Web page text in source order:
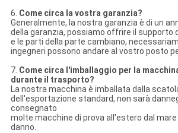
6. Come circa la vostra garanzia?
Generalmente, la nostra garanzia è di un
della garanzia, possiamo offrire il supporto
e le parti della parte cambiano,
ingegneri possono andare al vostro posto
7. Come circa l'imballaggio per la
durante il trasporto?
La nostra macchina è imballata dalla
dell'esportazione standard, non sarà
consegnato
molte macchine di prova all'estero dal
danno.